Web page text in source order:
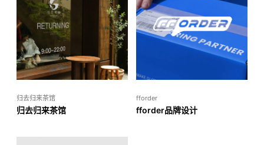
归去归来茶馆
归去归来茶馆
fforder
fforder品牌设计